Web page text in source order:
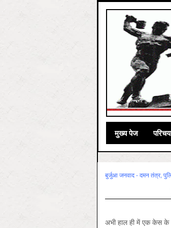
मुख्‍य पेज परिचय
बुर्जुआ जनवाद - दमन तंत्र,
अभी हाल ही में एक केस के